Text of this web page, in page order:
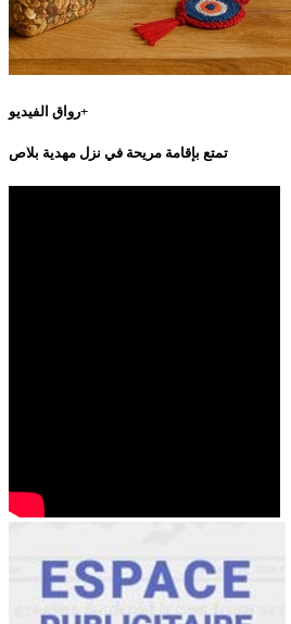
رواق الفيديو+
تمتع بإقامة مريحة في نزل مهدية بلاص